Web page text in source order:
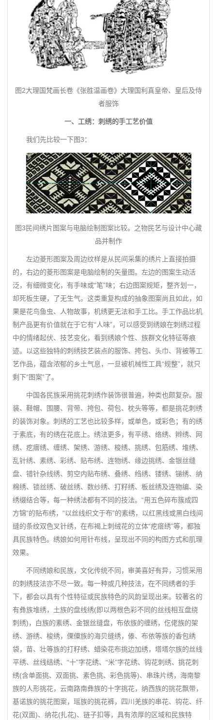
图2大理国梵画长卷《张胜温画卷》大理国利真皇帝、皇后及侍
者服饰
一、工绣：刺绣的手工艺价值
我们先比较一下图3：
图3民间绣片图案与电脑绘制图案比较。之物民艺与设计中心藏
品并制作
左边菱形图案及周边纹样是从民间采集的绣片上直接拍摄
的，右边的菱形图案是电脑绘制的矢量图。左边的图案生动活
泛，有细微变化，有手味或“笔”味；右边图案规矩，整齐划一，
却死板生硬，了无生气。这类重复构成的抽象图案尚且如此，如
果是花鸟鱼虫、人物故事，机绣更无法和手工比。手工作品比机
制产品更有价值就在于它有“人味”，可以感受到绣娘在刺绣过程
中的情绪起伏、技艺变化，看到绣娘个性、族群文化特征等痕
迹。以这些独特的刺绣技艺装点的服饰、挎包、头巾、背被等工
艺作品，蕴含浓郁的乡土气息，一旦被机械性工具“规整”，就只
剩下“图案”了。
中国各民族采用挑花刺绣作装饰很普遍，种类也颇复杂。服
装、鞋帽、围腰、背带、挎包、荷包、枕头等等，都是挑花刺绣
的装饰对象。刺绣的工艺也比较多样，或单色，或彩色；有的绣
于素底，有的绣在花底上。绣法更多，有平绣、络绣、辫绣、网
绣、疙瘩绣、缠绣、架绣、游绣、梭绣、挑绣、包筋绣、堆绣、
乱针绣、素绣、彩绣、贴布绣、连物绣、缘边挑绣、金银丝缝
盘、错针杂线绣、剪空内贴布绣、叠绣、绉绣、镂绣、锑绣、纳
棉绣、锁丝绣、破丝绣、数纱绣、打籽绣、板丝绣及连物编、染
绣缀结合等，每一种绣法都有不同的技法。“用五色碎布簇成四
方锦”的贴布绣，“以丝线织文于布”的素绣，以红黑线或黑白线间
缝的条纹双色叉针绣，在布褐上刺绒花的立体“疙瘩绣”等，都独
具民族特色。绣娘如何用针布线，呈现出不同的构图方式和肌理
效果。
不同绣娘和民族，文化传统不同，审美喜好有异，习惯采用
的刺绣技法亦不尽一致。每一种或几种技法，在不同绣者的手
下，都会以具有个性特征或民族特色的风韵呈现出来。较著名的
有彝族堆绣，土族的盘线绣(即以两根色彩不同的丝线相互盘绕
刺绣)，白族的素绣、金银丝缝盘，布依族的缠绣，仡佬族的架
绣、游绣、梭绣，傈僳族的海贝缝绣，傣、布依等族的香包绣
袋，苗、壮等族的打籽绣、蜡染花布挑边加绣，塔塔尔族的丝线
平绣、丝线结绣、“十”字花绣、“米”字花绣、钩花刺绣、挑花刺
绣(含单面挑、双面挑、素色挑、彩色挑等)、串珠片绣，海南黎
族的人形挑花，云南路南彝族的十字挑花，纳西族的挑花飘带，
基诺族的挑花图案，瑶族的挑花裤，四川羌族的串花、钩花、纤
花(双面)、纳花(扎花)、链子扣等，具有浓厚的区域和民族特